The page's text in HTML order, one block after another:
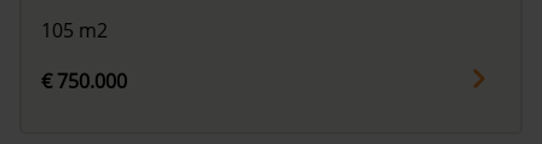
105 m2
€ 750.000